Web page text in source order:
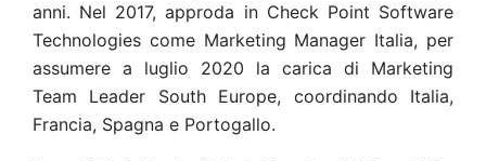
anni. Nel 2017, approda in Check Point Software
Technologies come Marketing Manager Italia, per
assumere a luglio 2020 la carica di Marketing
Team Leader South Europe, coordinando Italia,
Francia, Spagna e Portogallo.